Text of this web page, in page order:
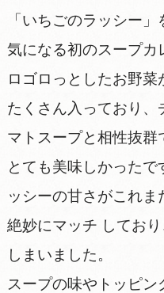
「いちごのラッシー」
気になる初のスープ
ロゴロっとしたお野菜
たくさん入っており、
マトスープと相性抜群
とても美味しかった
ッシーの甘さがこれま
絶妙にマッチ してお
しまいました。
スープの味やトッピン